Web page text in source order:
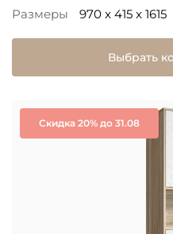
Размеры 970 x 415 x 1615
Выбрать
Скидка 20% до 31.08